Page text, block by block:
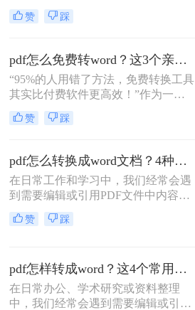
文字编辑……这些"乱码灾难"不仅浪
费时间，更可能因反复尝试导致文档
Word后文字乱码、无法编辑怎么解决
呢？本文直击痛点，提供可立即执行
的修复方案，助您10分钟内恢复可编
辑文档！
赞 踩
pdf怎么免费转word？这3个亲测有效的方法让你告别格式混乱！
“95%的人用错了方法，免费转换工具
其实比付费软件更高效！”作为一名
深耕办公软件测评多年的博主，小编
每天都会收到大量关于pdf转word的求
后格式错乱、文字错位，或是需要反
复调整排版浪费数小时。
赞 踩
pdf怎么转换成word文档？4种高效转换的终极指南！
在日常工作和学习中，我们经常会遇
到需要编辑或引用PDF文件中内容的
情况。然而，PDF（便携式文档格
式）的初衷是为了确保文件在任何设
便。因此，将PDF转换为可编辑的
Word文档成为一项高频且关键的需
求。面对网络上琳琅满目的转换工
赞 踩
pdf怎样转成word？这4个常用有效方法了解下！
在日常办公、学术研究或资料整理
中，我们经常会遇到需要编辑或引用